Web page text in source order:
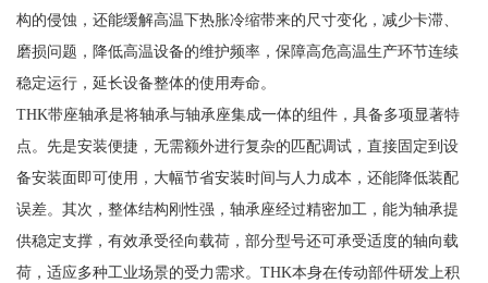
构的侵蚀，还能缓解高温下热胀冷缩带来的尺寸变化，减少卡滞、
磨损问题，降低高温设备的维护频率，保障高危高温生产环节连续
稳定运行，延长设备整体的使用寿命。
THK带座轴承是将轴承与轴承座集成一体的组件，具备多项显著特
点。先是安装便捷，无需额外进行复杂的匹配调试，直接固定到设
备安装面即可使用，大幅节省安装时间与人力成本，还能降低装配
误差。其次，整体结构刚性强，轴承座经过精密加工，能为轴承提
供稳定支撑，有效承受径向载荷，部分型号还可承受适度的轴向载
荷，适应多种工业场景的受力需求。THK本身在传动部件研发上积